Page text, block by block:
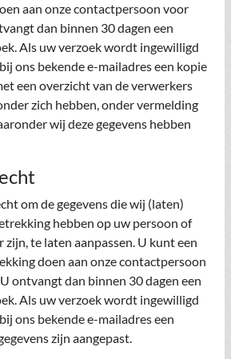
aan onze contactpersoon voor
dan binnen 30 dagen een
Als uw verzoek wordt ingewilligd
ons bekende e-mailadres een kopie
een overzicht van de verwerkers
zich hebben, onder vermelding
wij deze gegevens hebben
om de gegevens die wij (laten)
hebben op uw persoon of
te laten aanpassen. U kunt een
doen aan onze contactpersoon
ontvangt dan binnen 30 dagen een
Als uw verzoek wordt ingewilligd
ons bekende e-mailadres een
zijn aangepast.